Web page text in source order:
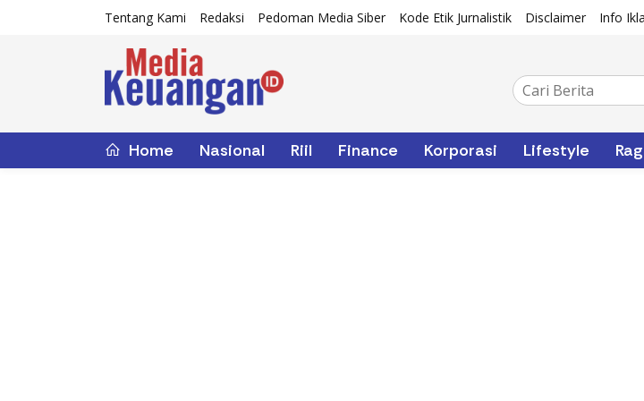
Tentang Kami Redaksi Pedoman Media Siber Kode Etik Jurnalistik Disclaimer Info
Home Nasional Riil Finance Korporasi Lifestyle